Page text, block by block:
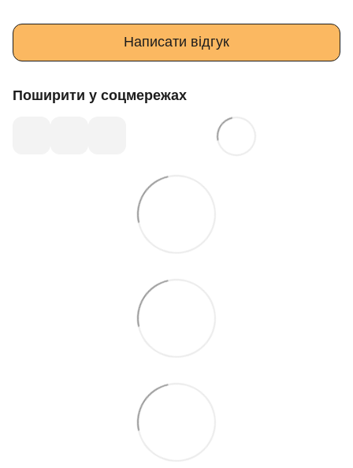
Написати відгук
Поширити у соцмережах